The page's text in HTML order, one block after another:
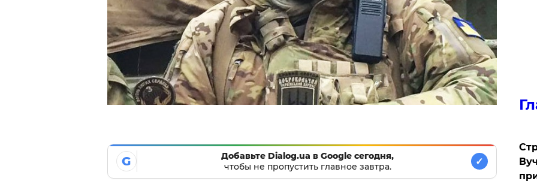
G
Добавьте Dialog.ua в Google сегодня,
чтобы не пропустить главное завтра.
✓